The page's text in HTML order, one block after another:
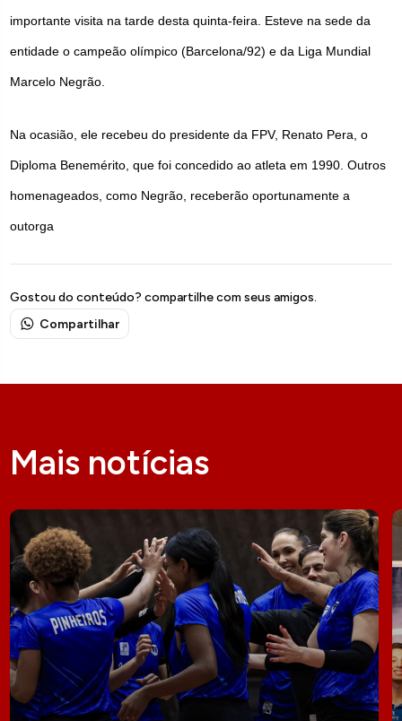
importante visita na tarde desta quinta-feira. Esteve na sede da
entidade o campeão olímpico (Barcelona/92) e da Liga Mundial
Marcelo Negrão.
Na ocasião, ele recebeu do presidente da FPV, Renato Pera, o
Diploma Benemérito, que foi concedido ao atleta em 1990. Outros
homenageados, como Negrão, receberão oportunamente a
outorga
Gostou do conteúdo? compartilhe com seus amigos.
Compartilhar
Mais notícias